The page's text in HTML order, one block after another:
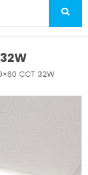
CCT 32W